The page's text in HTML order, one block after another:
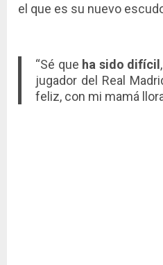
el que es su nuevo
“Sé que ha sido difícil
jugador del Real
feliz, con mi mamá